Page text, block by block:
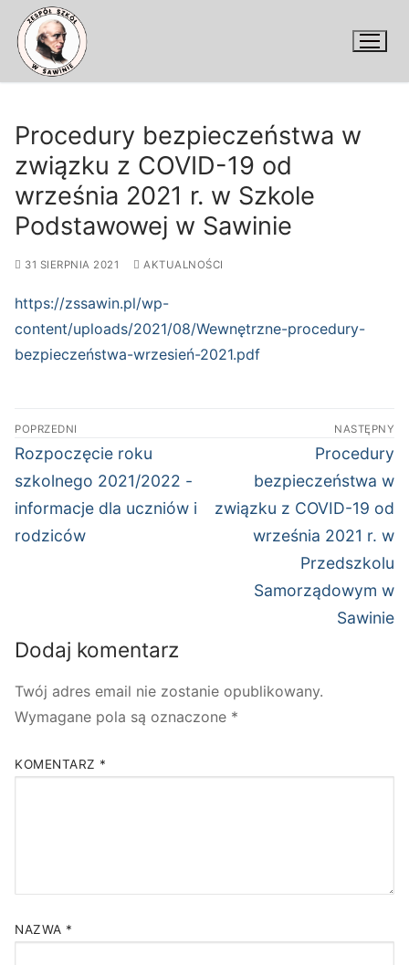
Przejdź
treści
Procedury bezpieczeństwa w
związku z COVID-19 od
września 2021 r. w Szkole
Podstawowej w Sawinie
31 SIERPNIA 2021 AKTUALNOŚCI
https://zssawin.pl/wp-
content/uploads/2021/08/Wewnętrzne-procedury-
bezpieczeństwa-wrzesień-2021.pdf
Nawigacja
wpisu
POPRZEDNI
Poprzedni
wpis:
Rozpoczęcie roku
szkolnego 2021/2022 -
informacje dla uczniów i
rodziców
NASTĘPNY
Następny
wpis:
Procedury
bezpieczeństwa w
związku z COVID-19 od
września 2021 r. w
Przedszkolu
Samorządowym w
Sawinie
Dodaj komentarz
Twój adres email nie zostanie opublikowany.
Wymagane pola są oznaczone *
KOMENTARZ *
NAZWA *